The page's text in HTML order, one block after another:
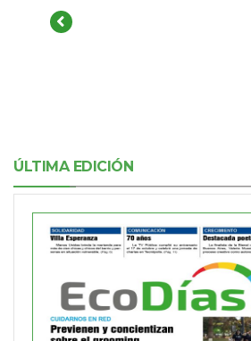
ÚLTIMA EDICIÓN